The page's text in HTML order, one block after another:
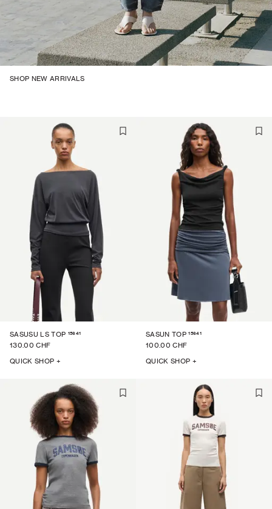
SASUSU LS TOP 15641
130.00 CHF
QUICK SHOP +
SASUN TOP 15641
100.00 CHF
QUICK SHOP +
SHOP NEW ARRIVALS